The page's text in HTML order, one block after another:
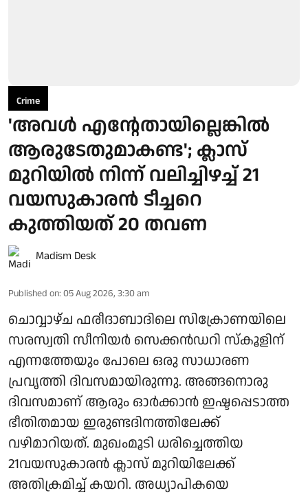
Crime
'അവള്‍ എന്റേതായില്ലെങ്കിൽ
ആരുടേതുമാകണ്ട'; ക്ലാസ്
മുറിയില്‍ നിന്ന് വലിച്ചിഴച്ച് 21
വയസുകാരന്‍ ടീച്ചറെ
കുത്തിയത് 20 തവണ
Madism Desk
Published on: 05 Aug 2026, 3:30 am
ചൊവ്വാഴ്ച ഫരീദാബാദിലെ സിക്രോണയിലെ
സരസ്വതി സീനിയർ സെക്കൻഡറി സ്കൂളിന്
എന്നത്തേയും പോലെ ഒരു സാധാരണ
പ്രവൃത്തി ​ദിവസമായിരുന്നു. അങ്ങനൊരു
ദിവസമാണ് ആരും ഓർക്കാൻ ഇഷ്ടപ്പെടാത്ത
ഭീതിതമായ ഇരുണ്ടദിനത്തിലേക്ക്
വഴിമാറിയത്. മുഖംമൂടി ധരിച്ചെത്തിയ
21വയസുകാരൻ ക്ലാസ് മുറിയിലേക്ക്
അതിക്രമിച്ച് കയറി. അധ്യാപികയെ